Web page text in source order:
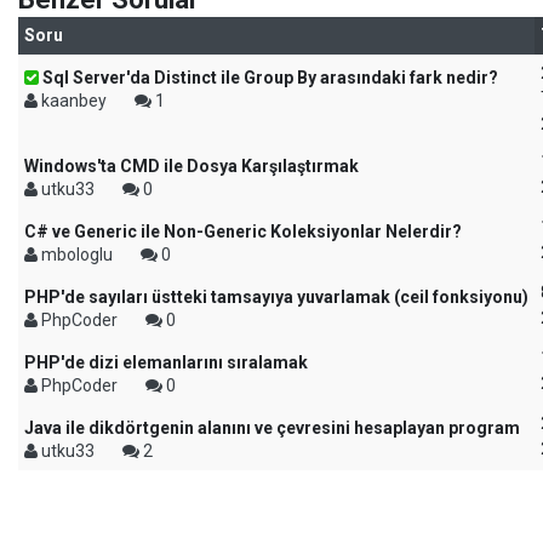
Soru
Sql Server'da Distinct ile Group By arasındaki fark nedir?
kaanbey
1
Windows'ta CMD ile Dosya Karşılaştırmak
utku33
0
C# ve Generic ile Non-Generic Koleksiyonlar Nelerdir?
mbologlu
0
PHP'de sayıları üstteki tamsayıya yuvarlamak (ceil fonksiyonu)
PhpCoder
0
PHP'de dizi elemanlarını sıralamak
PhpCoder
0
Java ile dikdörtgenin alanını ve çevresini hesaplayan program
utku33
2